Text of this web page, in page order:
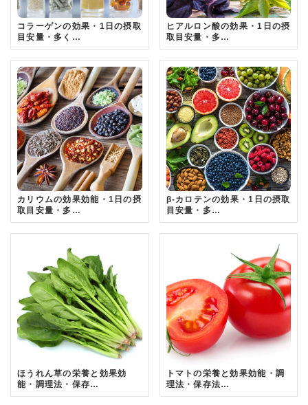
コラーゲンの効果・1日の摂取
目安量・多く…
ヒアルロン酸の効果・1日の摂
取目安量・多…
カリウムの効果効能・1日の摂
取目安量・多…
β-カロテンの効果・1日の摂取
目安量・多…
ほうれん草の栄養と効果効
能・調理法・保存…
トマトの栄養と効果効能・調
理法・保存法…